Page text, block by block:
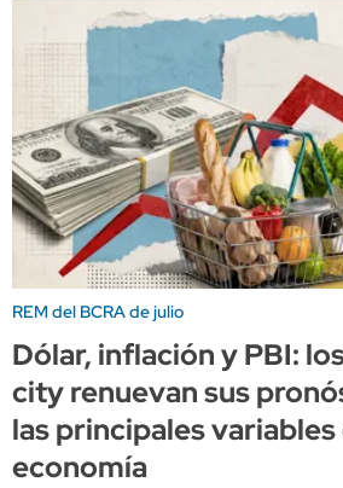
REM del BCRA de julio
Dólar, inflación y PBI:
city renuevan sus
las principales variables
economía